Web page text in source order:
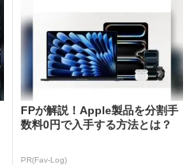
FPが解説！Apple製品を分割手
数料0円で入手する方法とは？
PR(Fav-Log)